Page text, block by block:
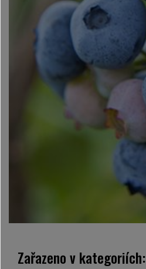
Zařazeno v kategoriích: